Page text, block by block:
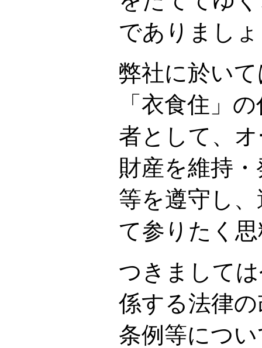
でありまし
弊社に於い
「衣食住」
者として、
財産を維持
等を遵守し
て参りたく
つきまして
係する法律
条例等につ